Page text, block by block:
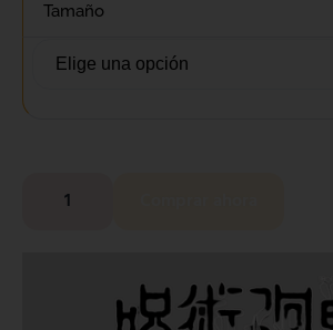
Tamaño